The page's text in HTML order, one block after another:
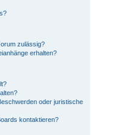
zulässig?
erhalten?
oder juristische
kontaktieren?